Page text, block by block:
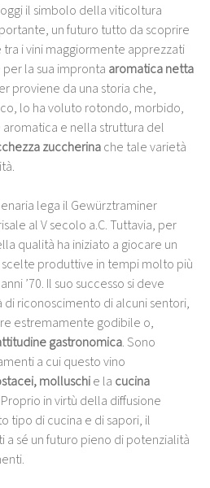
il simbolo della viticoltura
un futuro tutto da scoprire
i vini maggiormente apprezzati
la sua impronta aromatica netta
proviene da una storia che,
lo ha voluto rotondo, morbido,
aromatica e nella struttura del
zuccherinache tale varietà
lega il Gewürztraminer
al V secolo a.C. Tuttavia, per
qualità ha iniziato a giocare un
produttive in tempi molto più
’70. Il suo successo si deve
riconoscimento di alcuni sentori,
estremamente godibile o,
gastronomica. Sono
a cui questo vino
molluschie la cucina
in virtù della diffusione
tipo di cucina e di sapori, il
a sé un futuro pieno di potenzialità